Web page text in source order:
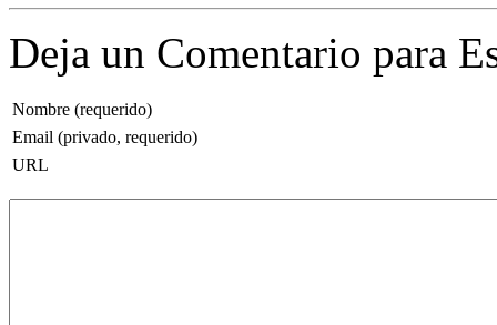
Deja un Comentario para
Nombre (requerido)
Email (privado, requerido)
URL